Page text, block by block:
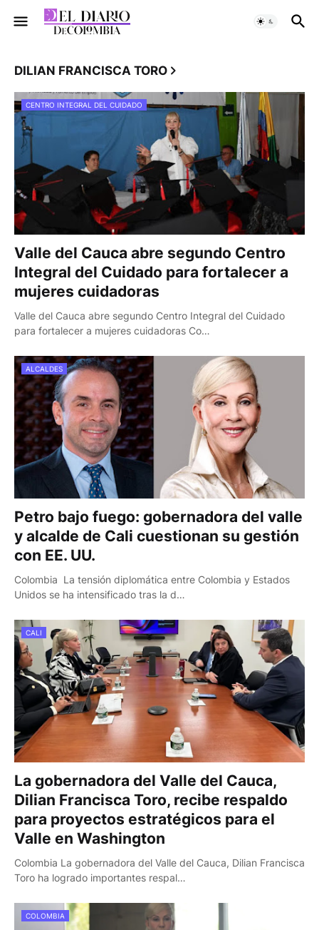
DILIAN FRANCISCA TORO
CENTRO INTEGRAL DEL CUIDADO
Valle del Cauca abre segundo Centro
Integral del Cuidado para fortalecer a
mujeres cuidadoras
Valle del Cauca abre segundo Centro Integral del Cuidado
para fortalecer a mujeres cuidadoras Co…
ALCALDES
Petro bajo fuego: gobernadora del valle
y alcalde de Cali cuestionan su gestión
con EE. UU.
Colombia La tensión diplomática entre Colombia y Estados
Unidos se ha intensificado tras la d…
CALI
La gobernadora del Valle del Cauca,
Dilian Francisca Toro, recibe respaldo
para proyectos estratégicos para el
Valle en Washington
Colombia La gobernadora del Valle del Cauca, Dilian Francisca
Toro ha logrado importantes respal…
COLOMBIA